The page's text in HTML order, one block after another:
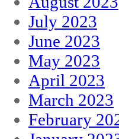
July 2023
June 2023
May 2023
April 2023
March 2023
February